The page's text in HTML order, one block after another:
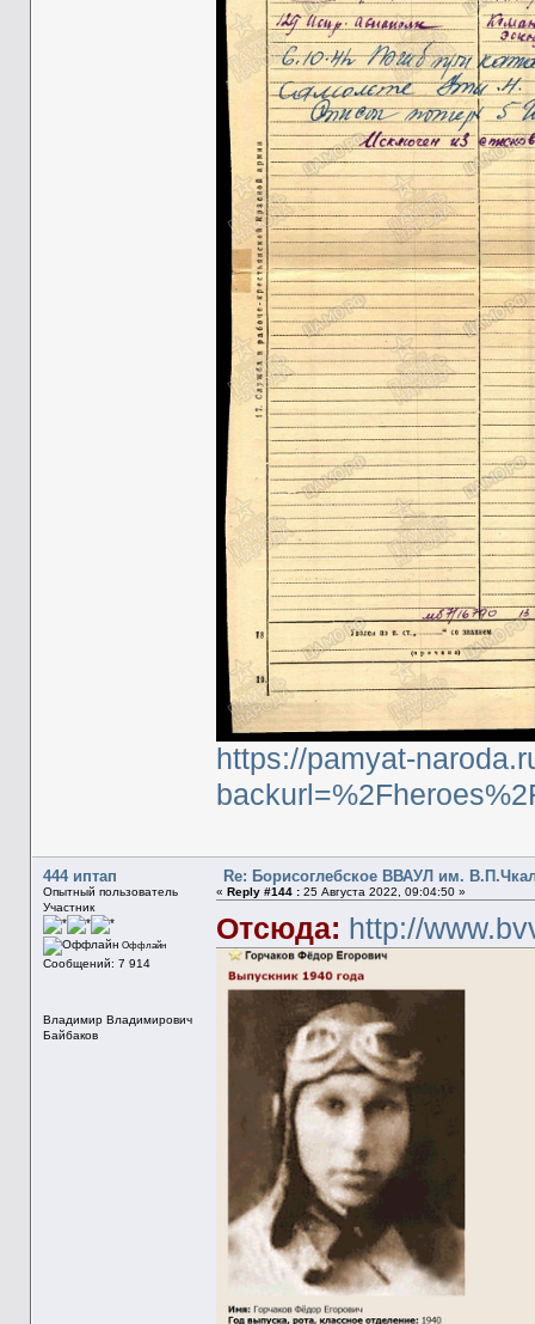
https://pamyat-
444 иптап
Опытный пользователь
Участник
Оффлайн
Сообщений: 7 914
Владимир Владимирович
Байбаков
Re: Борисоглебское ВВАУЛ им.
« Reply #144 :25 Августа 2022, 09:04:50 »
Отсюда: http://